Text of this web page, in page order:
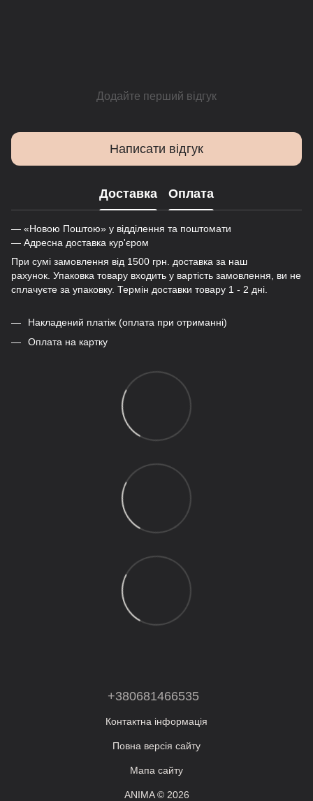
Додайте перший відгук
Написати відгук
Доставка Оплата
— «Новою Поштою» у відділення та поштомати
— Адресна доставка кур'єром
При сумі замовлення від 1500 грн. доставка за наш
рахунок. Упаковка товару входить у вартість замовлення, ви не
сплачуєте за упаковку. Термін доставки товару 1 - 2 дні.
Накладений платіж (оплата при отриманні)
Оплата на картку
+380681466535
Контактна інформація
Повна версія сайту
Мапа сайту
ANIMA © 2026